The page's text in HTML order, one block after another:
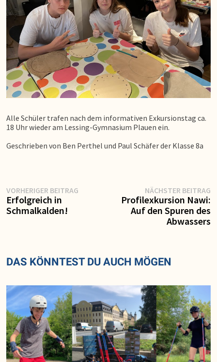
Alle Schüler trafen nach dem informativen Exkursionstag ca.
18 Uhr wieder am Lessing-Gymnasium Plauen ein.
Geschrieben von Ben Perthel und Paul Schäfer der Klasse 8a
Beitragsnavigation
VORHERIGER BEITRAG
Erfolgreich in
Schmalkalden!
NÄCHSTER BEITRAG
Profilexkursion Nawi:
Auf den Spuren des
Abwassers
DAS KÖNNTEST DU AUCH MÖGEN